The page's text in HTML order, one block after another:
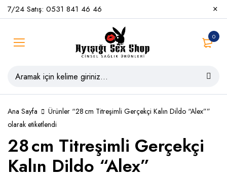
7/24 Satış: 0531 841 46 46
0
Ana Sayfa
Ürünler “28 cm Titreşimli Gerçekçi Kalın Dildo “Alex””
olarak etiketlendi
28 cm Titreşimli Gerçekçi
Kalın Dildo “Alex”